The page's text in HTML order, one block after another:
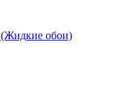
(Жидкие обои)